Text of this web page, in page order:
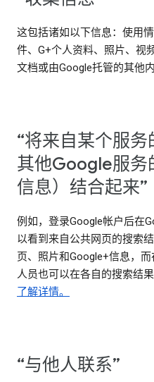
这包括诸如以下信息：使用
件、G+个人资料、照片、视
文档或由Google托管的其他
“将来自某个服
其他Google服务
信息）结合起来”
例如，登录Google帐户后在
以看到来自公共网页的搜索
页、照片和Google+信息，
人员也可以在各自的搜索结
了解详情。
“与他人联系”